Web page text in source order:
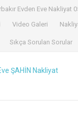
Evden Eve Nakliyat
Video Galeri
Sıkça Sorulan Sorular